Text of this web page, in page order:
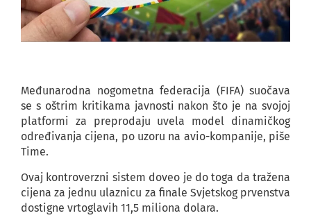
Međunarodna nogometna federacija (FIFA) suočava
se s oštrim kritikama javnosti nakon što je na svojoj
platformi za preprodaju uvela model dinamičkog
određivanja cijena, po uzoru na avio-kompanije, piše
Time.
Ovaj kontroverzni sistem doveo je do toga da tražena
cijena za jednu ulaznicu za finale Svjetskog prvenstva
dostigne vrtoglavih 11,5 miliona dolara.